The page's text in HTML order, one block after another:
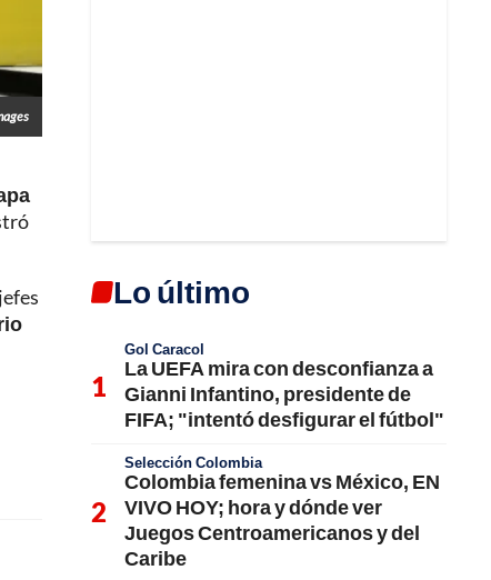
Lo último
Gol Caracol
La UEFA mira con desconfianza a
Gianni Infantino, presidente de
FIFA; "intentó desfigurar el fútbol"
Selección Colombia
Colombia femenina vs México, EN
VIVO HOY; hora y dónde ver
Juegos Centroamericanos y del
Caribe